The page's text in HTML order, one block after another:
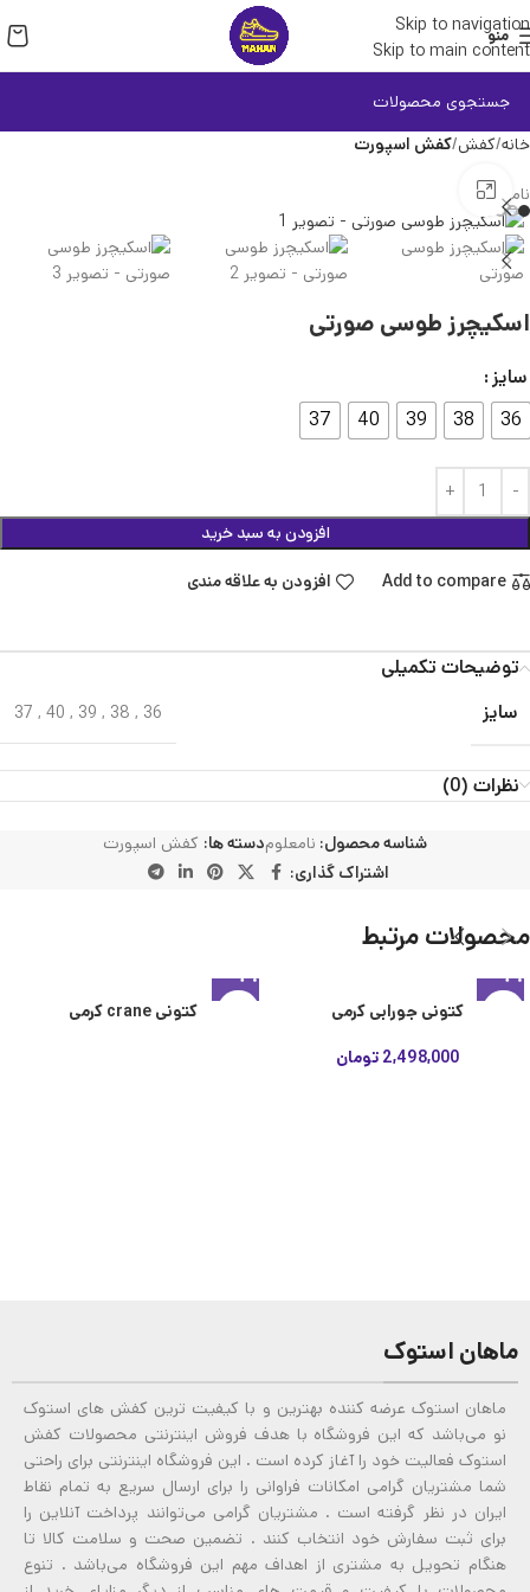
Skip to navigation
Skip to main content
منو
خانه کفش کفش اسپورت
ناموجود
اسکیچرز طوسی صورتی
سایز
36
38
39
40
37
افزودن به سبد خرید
Add to compare افزودن به علاقه مندی
توضیحات تکمیلی
سایز
36
,
38
,
39
,
40
,
37
نظرات (0)
شناسه محصول: نامعلومدسته ها: کفش اسپورت
اشتراک گذاری:
محصولات مرتبط
کتونی جورابی کرمی
2,498,000 تومان
کتونی crane کرمی
ماهان استوک
ماهان استوک عرضه کننده بهترین و با کیفیت ترین کفش های استوک
نو می‌باشد که این فروشگاه با هدف فروش اینترنتی محصولات کفش
استوک فعالیت خود را آغاز کرده است . این فروشگاه اینترنتی برای راحتی
شما مشتریان گرامی امکانات فراوانی را برای ارسال سریع به تمام نقاط
ایران در نظر گرفته است . مشتریان گرامی می‌توانند پرداخت آنلاین را
برای ثبت سفارش خود انتخاب کنند . تضمین صحت و سلامت کالا تا
هنگام تحویل به مشتری از اهداف مهم این فروشگاه می‌باشد . تنوع